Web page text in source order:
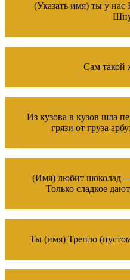
(Указать имя) ты у
Сам такой
Из кузова в кузов шла
грязи от груза
(Имя) любит шоколад
Только сладкое
Ты (имя) Трепло